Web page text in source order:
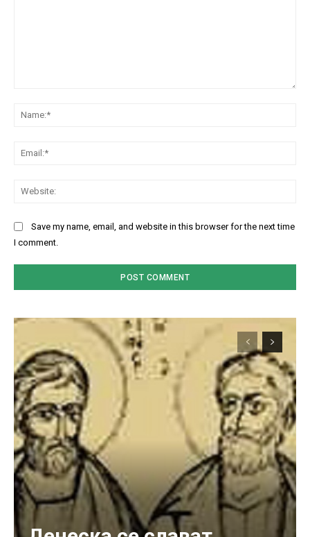
Save my name, email, and website in this browser for the next time
I comment.